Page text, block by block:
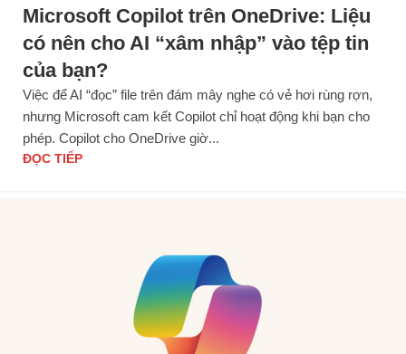
Microsoft Copilot trên OneDrive: Liệu
có nên cho AI “xâm nhập” vào tệp tin
của bạn?
Việc để AI “đọc” file trên đám mây nghe có vẻ hơi rùng rợn,
nhưng Microsoft cam kết Copilot chỉ hoạt động khi bạn cho
phép. Copilot cho OneDrive giờ...
ĐỌC TIẾP